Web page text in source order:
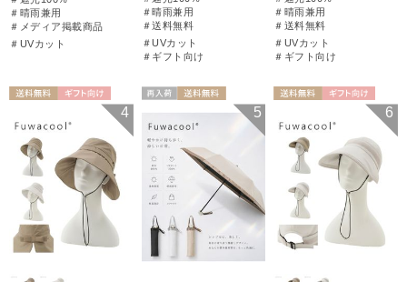
＃晴雨兼用
＃メディア掲載商品
＃UVカット
＃晴雨兼用
＃送料無料
＃UVカット
＃ギフト向け
＃晴雨兼用
＃送料無料
＃UVカット
＃ギフト向け
ギフト向け
WOMEN
4
ギフト向け UNISEX 5
ギフト向け
WOMEN
6